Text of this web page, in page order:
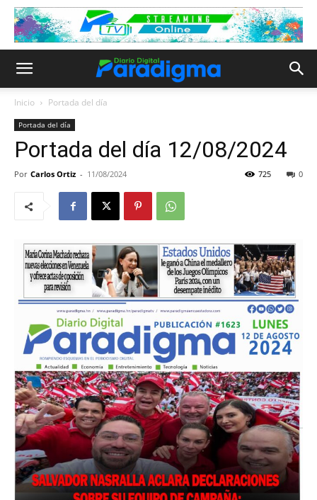
Inicio Portada del día
Portada del día
Portada del día 12/08/2024
Por Carlos Ortiz - 11/08/2024 0
725